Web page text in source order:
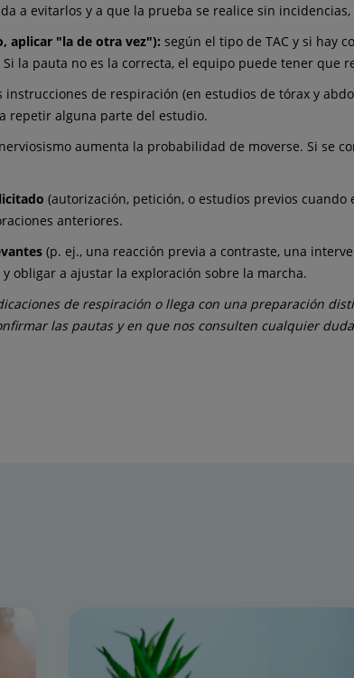
a evitarlos y a que la prueba se realice sin
aplicar "la de otra vez"): según el tipo de TAC y si hay
la pauta no es la correcta, el equipo puede tener que
instrucciones de respiración (en estudios de tórax y
repetir alguna parte del estudio.
aumenta la probabilidad de moverse. Si se
(autorización, petición, o estudios previos
anteriores.
(p. ej., una reacción previa a contraste, una
obligar a ajustar la exploración sobre la marcha.
de respiración o llega con una preparación
las pautas y en que nos consulten cualquier